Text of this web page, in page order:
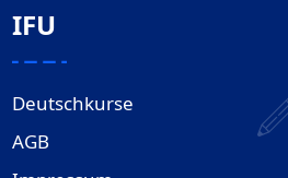
IFU
Deutschkurse
AGB